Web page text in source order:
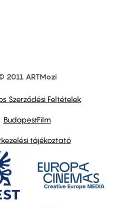
2011 ARTMozi
Szerződési Feltételek
BudapestFilm
tájékoztató